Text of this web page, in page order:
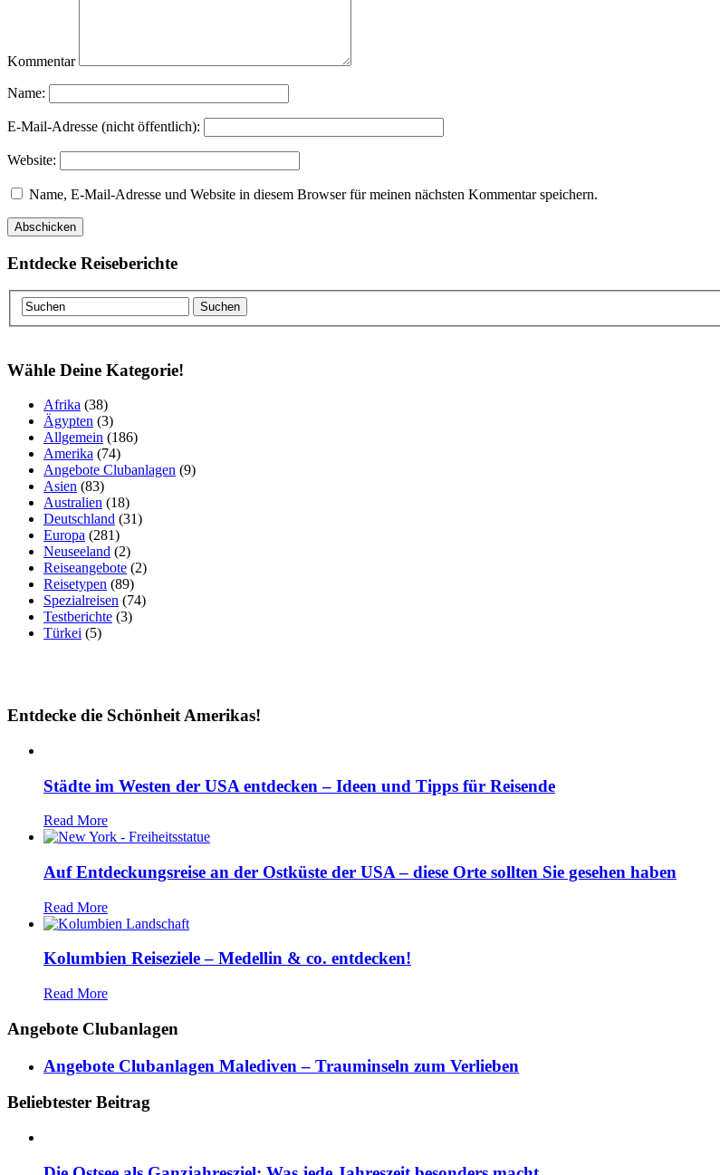
Kommentar
Name:
E-Mail-Adresse (nicht öffentlich):
Website:
Name, E-Mail-Adresse und Website in diesem Browser für meinen nächsten Kommentar speichern.
Entdecke Reiseberichte
Wähle Deine Kategorie!
Afrika (38)
Ägypten (3)
Allgemein (186)
Amerika (74)
Angebote Clubanlagen (9)
Asien (83)
Australien (18)
Deutschland (31)
Europa (281)
Neuseeland (2)
Reiseangebote (2)
Reisetypen (89)
Spezialreisen (74)
Testberichte (3)
Türkei (5)
Entdecke die Schönheit Amerikas!
Städte im Westen der USA entdecken – Ideen und Tipps für Reisende
Read More
Auf Entdeckungsreise an der Ostküste der USA – diese Orte sollten Sie gesehen haben
Read More
Kolumbien Reiseziele – Medellin & co. entdecken!
Read More
Angebote Clubanlagen
Angebote Clubanlagen Malediven – Trauminseln zum Verlieben
Beliebtester Beitrag